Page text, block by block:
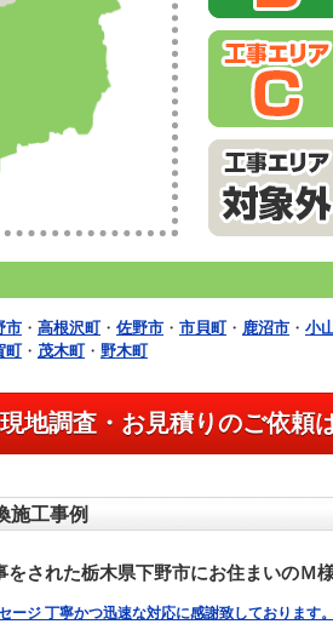
市 ・ 高根沢町・ 佐野市 ・ 市貝町・ 鹿沼市 ・ 小
町・ 茂木町・ 野木町
現地調査・お見積りのご依頼
施工事例
をされた栃木県下野市にお住まいのＭ
ージ 丁寧かつ迅速な対応に感謝致しております